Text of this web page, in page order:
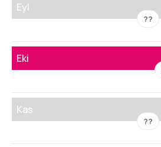
Eyl
??
Eki
Kas
??